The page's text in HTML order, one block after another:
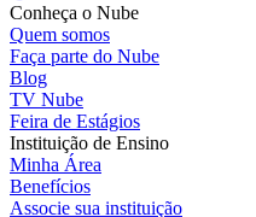
Conheça o Nube
Quem somos
Faça parte do Nube
Blog
TV Nube
Feira de Estágios
Instituição de Ensino
Minha Área
Benefícios
Associe sua instituição